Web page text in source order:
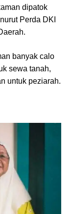
dipatok
Perda DKI
banyak calo
sewa tanah,
untuk peziarah.